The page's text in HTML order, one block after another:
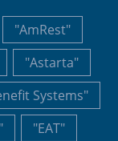
"AmRest"
"Astarta"
Systems"
"EAT"